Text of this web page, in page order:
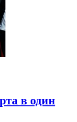
в один